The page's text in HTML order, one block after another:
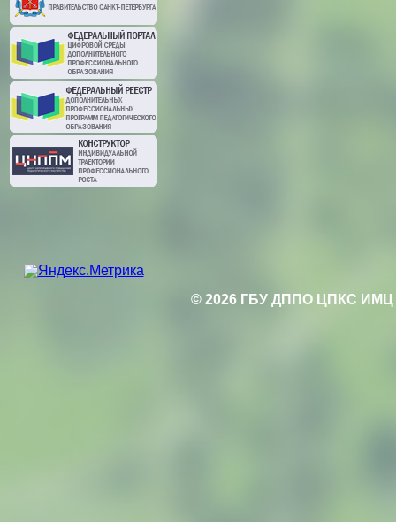
© 2026 ГБУ ДППО ЦПКС ИМЦ